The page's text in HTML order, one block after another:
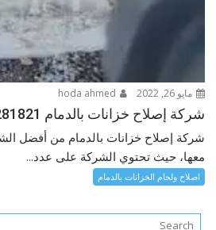
مايو 26, 2022
شركة إصلاح خزانات بالدمام 0568281821
شركة إصلاح خزانات بالدمام من أفضل
معها، حيث تحتوي الشركة على عدد...
اصلاح ولحام الخزانات بالدمام